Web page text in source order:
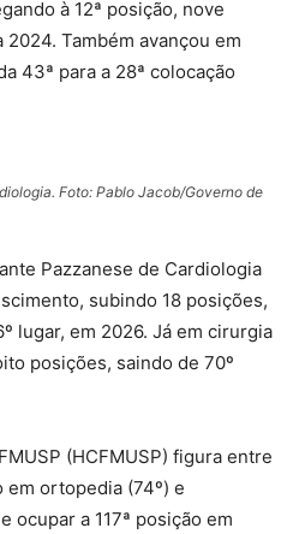
à 12ª posição, nove
Também avançou em
43ª para a 28ª colocação
Foto: Pablo Jacob/Governo de
Pazzanese de Cardiologia
subindo 18 posições,
lugar, em 2026. Já em cirurgia
posições, saindo de 70º
(HCFMUSP) figura entre
em ortopedia (74º) e
ocupar a 117ª posição em